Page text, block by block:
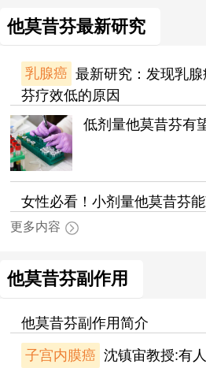
他莫昔芬最新研究
乳腺癌 最新研究：发现乳
芬疗效低的原因
低剂量他莫昔芬有
女性必看！小剂量他莫昔芬
更多内容
他莫昔芬副作用
他莫昔芬副作用简介
子宫内膜癌 沈镇宙教授:有